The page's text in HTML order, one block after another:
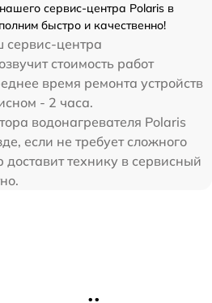
сервис-центра Polaris в
быстро и качественно!
сервис-центра
стоимость работ
время ремонта устройств
- 2 часа.
водонагревателя Polaris
если не требует сложного
технику в сервисный